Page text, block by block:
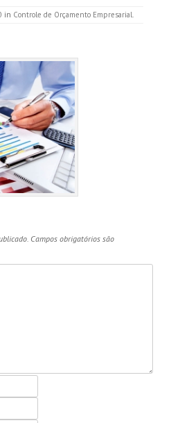
in Controle de Orçamento Empresarial.
Campos obrigatórios são